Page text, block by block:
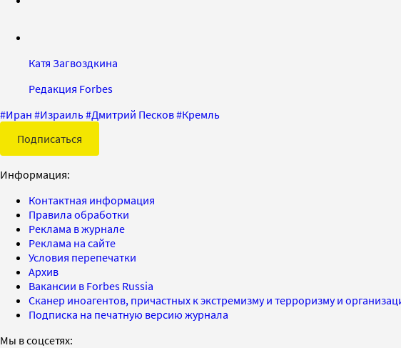
Катя Загвоздкина
Редакция Forbes
#Иран #Израиль#Дмитрий Песков#Кремль
Подписаться
Информация:
Контактная информация
Правила обработки
Реклама в журнале
Реклама на сайте
Условия перепечатки
Архив
Вакансии в Forbes Russia
Сканер иноагентов, причастных к экстремизму и терроризму и
Подписка на печатную версию журнала
Мы в соцсетях: